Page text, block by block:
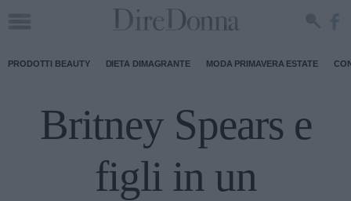
PRODOTTI BEAUTY DIETA DIMAGRANTE MODA PRIMAVERA ESTATE
Britney Spears e
figli in un